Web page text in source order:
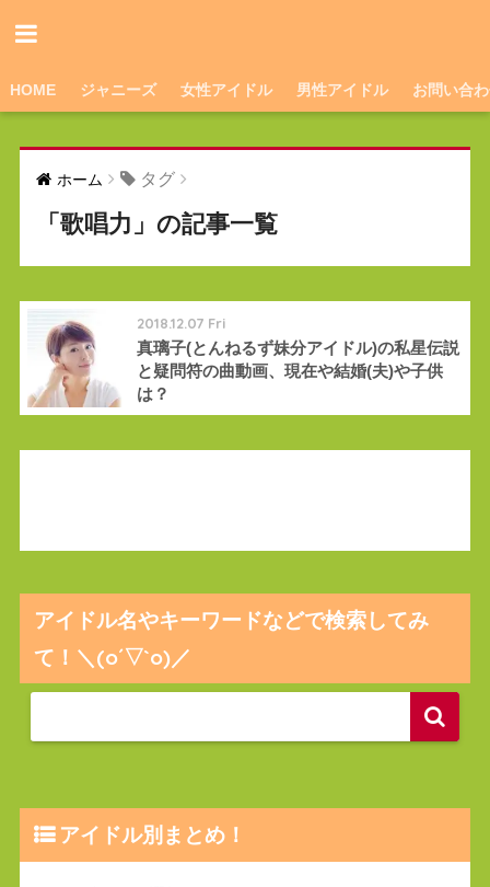
HOME ジャニーズ 女性アイドル 男性アイドル お問い合
ホーム タグ
「歌唱力」の記事一覧
2018.12.07 Fri
真璃子(とんねるず妹分アイドル)の私星伝説
と疑問符の曲動画、現在や結婚(夫)や子供
は？
アイドル名やキーワードなどで検索してみ
て！＼(o´▽`o)／
アイドル別まとめ！